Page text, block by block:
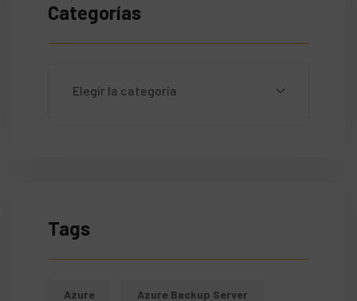
Categorías
Tags
Azure Azure Backup Server